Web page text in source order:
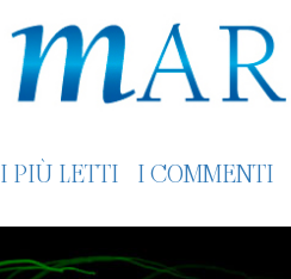
I PIÙ LETTI I COMMENTI